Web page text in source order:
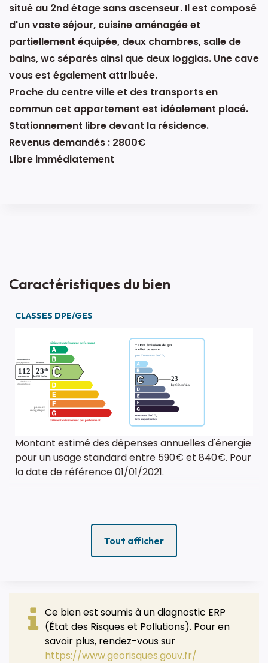
situé au 2nd étage sans ascenseur. Il est composé
d'un vaste séjour, cuisine aménagée et
partiellement équipée, deux chambres, salle de
bains, wc séparés ainsi que deux loggias. Une cave
vous est également attribuée.
Proche du centre ville et des transports en
commun cet appartement est idéalement placé.
Stationnement libre devant la résidence.
Revenus demandés : 2800€
Libre immédiatement
Caractéristiques du bien
CLASSES DPE/GES
Montant estimé des dépenses annuelles d'énergie
pour un usage standard entre 590€ et 840€. Pour
la date de référence 01/01/2021.
Tout afficher
Ce bien est soumis à un diagnostic ERP
(État des Risques et Pollutions). Pour en
savoir plus, rendez-vous sur
https://www.georisques.gouv.fr/